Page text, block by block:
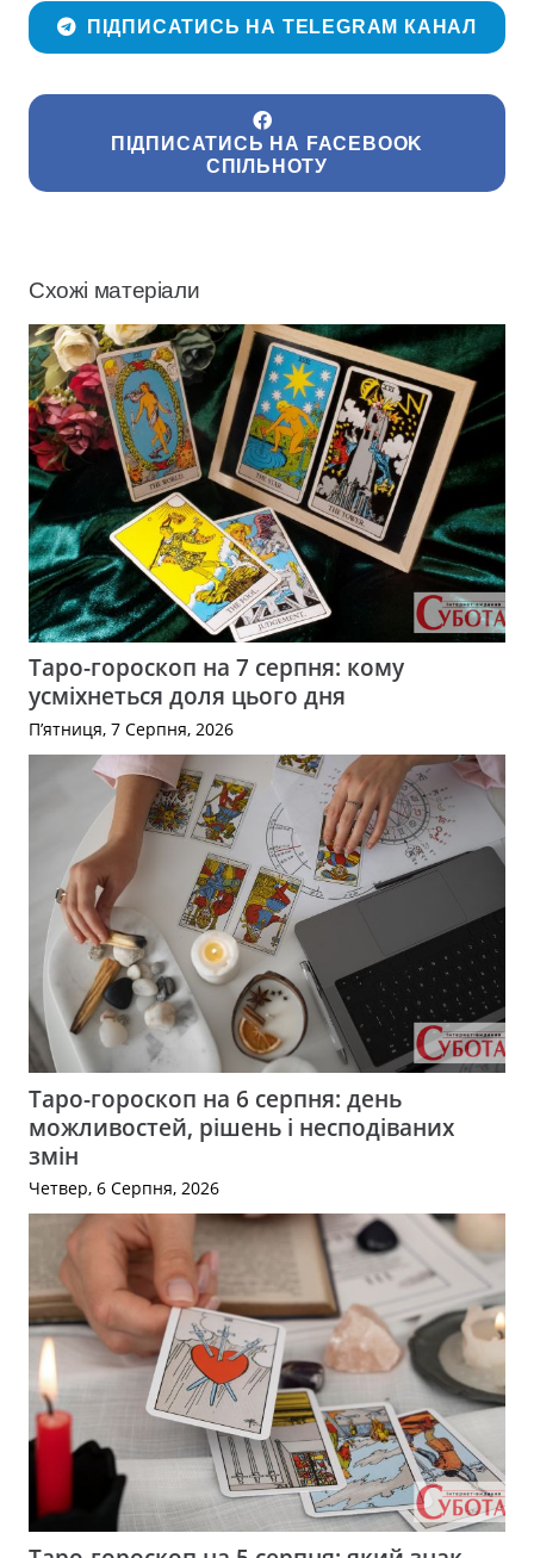
ПІДПИСАТИСЬ НА TELEGRAM КАНАЛ
ПІДПИСАТИСЬ НА FACEBOOK
СПІЛЬНОТУ
Схожі матеріали
Таро-гороскоп на 7 серпня: кому
усміхнеться доля цього дня
П’ятниця, 7 Серпня, 2026
Таро-гороскоп на 6 серпня: день
можливостей, рішень і несподіваних
змін
Четвер, 6 Серпня, 2026